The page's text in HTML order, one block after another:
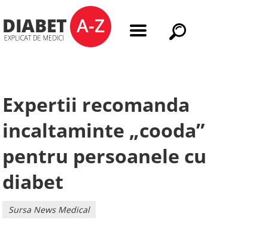
Expertii recomanda
incaltaminte „cooda”
pentru persoanele cu
diabet
Sursa News Medical